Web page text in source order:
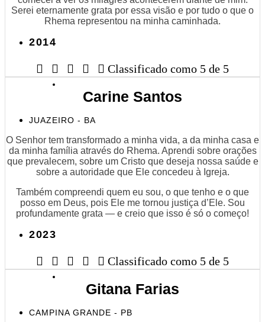
Serei eternamente grata por essa visão e por tudo o que o
Rhema representou na minha caminhada.
2014
     Classificado como 5 de 5
Carine Santos
JUAZEIRO - BA
O Senhor tem transformado a minha vida, a da minha casa e
da minha família através do Rhema. Aprendi sobre orações
que prevalecem, sobre um Cristo que deseja nossa saúde e
sobre a autoridade que Ele concedeu à Igreja.
Também compreendi quem eu sou, o que tenho e o que
posso em Deus, pois Ele me tornou justiça d’Ele. Sou
profundamente grata — e creio que isso é só o começo!
2023
     Classificado como 5 de 5
Gitana Farias
CAMPINA GRANDE - PB